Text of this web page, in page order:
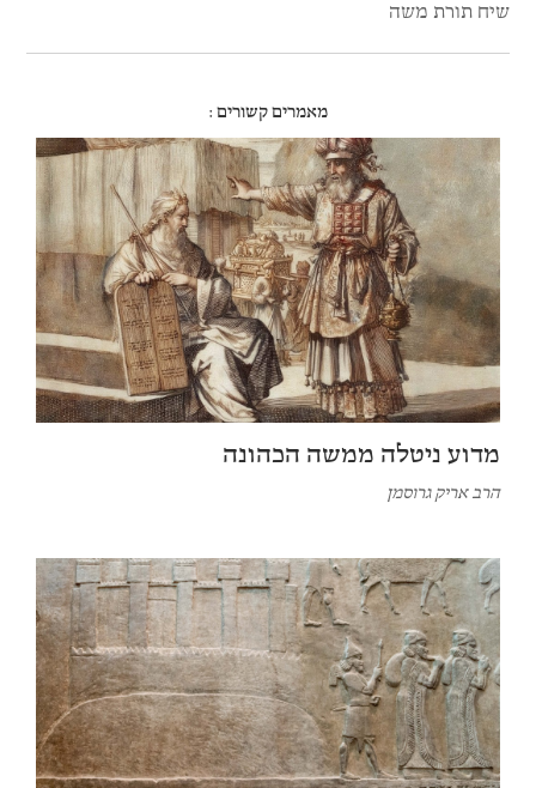
שיח תורת משה
מאמרים קשורים :
מדוע ניטלה ממשה הכהונה
הרב אריק גרוסמן